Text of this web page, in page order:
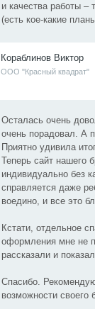
и качества работы
(есть кое-какие
Кораблинов Виктор
ООО "Красный квадрат"
Осталась очень
очень порадовал. А
Приятно удивила
Теперь сайт нашего
индивидуально без
справляется даже
воедино, и все это
Кстати, отдельное
оформления мне не
рассказали и
Спасибо.
возможности своего